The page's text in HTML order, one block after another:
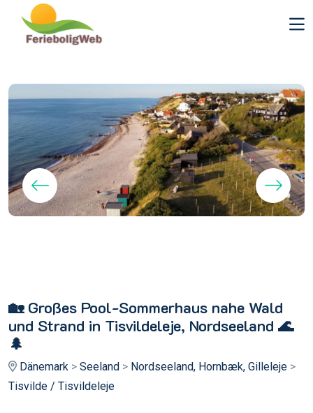
🏡 Großes Pool-Sommerhaus nahe Wald
und Strand in Tisvildeleje, Nordseeland 🌊
🌲
Dänemark > Seeland > Nordseeland, Hornbæk, Gilleleje >
Tisvilde / Tisvildeleje